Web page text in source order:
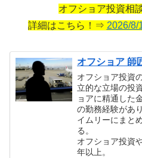
オフショア投資相
詳細はこちら！⇒ 2026/8/
オフショア 師
オフショア投資
立的な立場の投
ョアに精通した
の勤務経験があ
イムリーにまと
る。
オフショア投資
年以上。